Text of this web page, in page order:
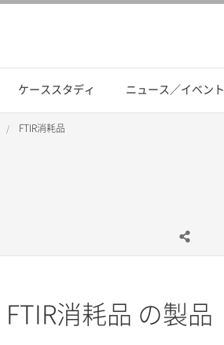
ケーススタディ ニュース／イベント
FTIR消耗品
FTIR消耗品 の製品